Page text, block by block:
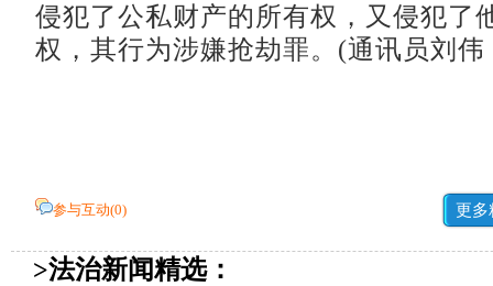
侵犯了公私财产的所有权，又侵犯了
权，其行为涉嫌抢劫罪。(通讯员刘伟
参与互动(0) 更多
>法治新闻精选：